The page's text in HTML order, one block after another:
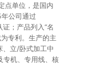
点单位，是国内
公司通过
；产品列入“名
专利。生产的主
、立/卧式加工中
专机、专用线、核